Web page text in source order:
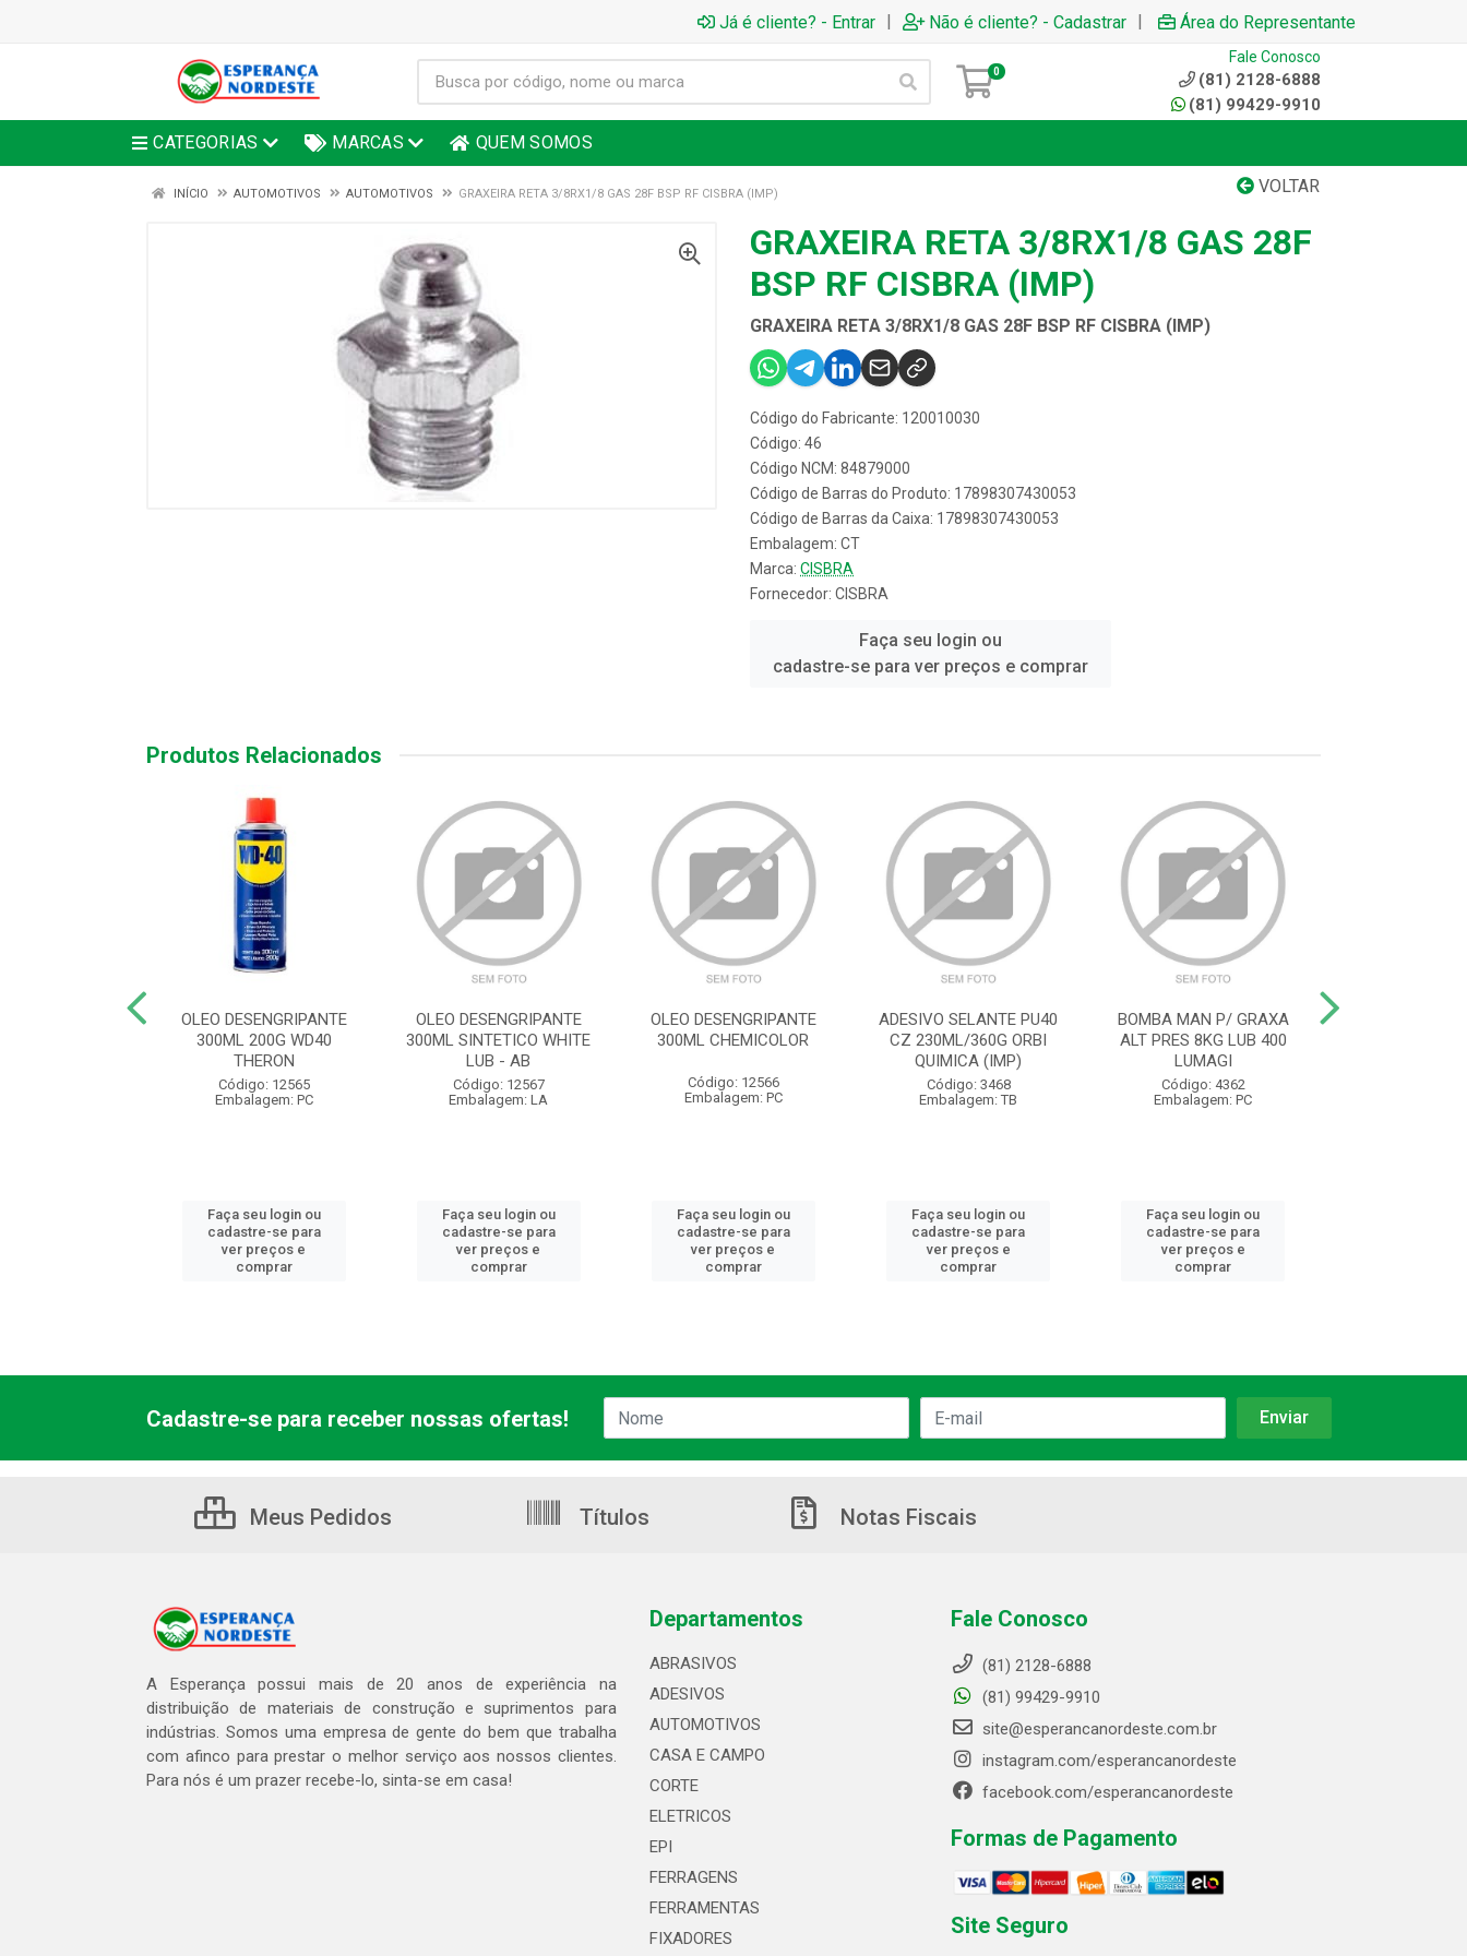
Já é cliente? - Entrar | Não é cliente? - Cadastrar | Área do Representante
0
Fale Conosco
(81) 2128-6888
(81) 99429-9910
CATEGORIAS MARCAS QUEM SOMOS
VOLTAR
INÍCIO AUTOMOTIVOS AUTOMOTIVOS GRAXEIRA RETA 3/8RX1/8 GAS 28F BSP RF CISBRA (IMP)
GRAXEIRA RETA 3/8RX1/8 GAS 28F
BSP RF CISBRA (IMP)
GRAXEIRA RETA 3/8RX1/8 GAS 28F BSP RF CISBRA (IMP)
Código do Fabricante: 120010030
Código: 46
Código NCM: 84879000
Código de Barras do Produto: 17898307430053
Código de Barras da Caixa: 17898307430053
Embalagem: CT
Marca: CISBRA
Fornecedor: CISBRA
Faça seu login ou
cadastre-se para ver preços e comprar
Produtos Relacionados
OLEO DESENGRIPANTE
300ML 200G WD40
THERON
Código: 12565
Embalagem: PC
Faça seu login ou
cadastre-se para
ver preços e
comprar
OLEO DESENGRIPANTE
300ML SINTETICO WHITE
LUB - AB
Código: 12567
Embalagem: LA
Faça seu login ou
cadastre-se para
ver preços e
comprar
OLEO DESENGRIPANTE
300ML CHEMICOLOR
Código: 12566
Embalagem: PC
Faça seu login ou
cadastre-se para
ver preços e
comprar
ADESIVO SELANTE PU40
CZ 230ML/360G ORBI
QUIMICA (IMP)
Código: 3468
Embalagem: TB
Faça seu login ou
cadastre-se para
ver preços e
comprar
BOMBA MAN P/ GRAXA
ALT PRES 8KG LUB 400
LUMAGI
Código: 4362
Embalagem: PC
Faça seu login ou
cadastre-se para
ver preços e
comprar
Cadastre-se para receber nossas ofertas!
Meus Pedidos Títulos Notas Fiscais
A Esperança possui mais de 20 anos de experiência na
distribuição de materiais de construção e suprimentos para
indústrias. Somos uma empresa de gente do bem que trabalha
com afinco para prestar o melhor serviço aos nossos clientes.
Para nós é um prazer recebe-lo, sinta-se em casa!
Departamentos
ABRASIVOS
ADESIVOS
AUTOMOTIVOS
CASA E CAMPO
CORTE
ELETRICOS
EPI
FERRAGENS
FERRAMENTAS
FIXADORES
Fale Conosco
(81) 2128-6888
(81) 99429-9910
site@esperancanordeste.com.br
instagram.com/esperancanordeste
facebook.com/esperancanordeste
Formas de Pagamento
Site Seguro